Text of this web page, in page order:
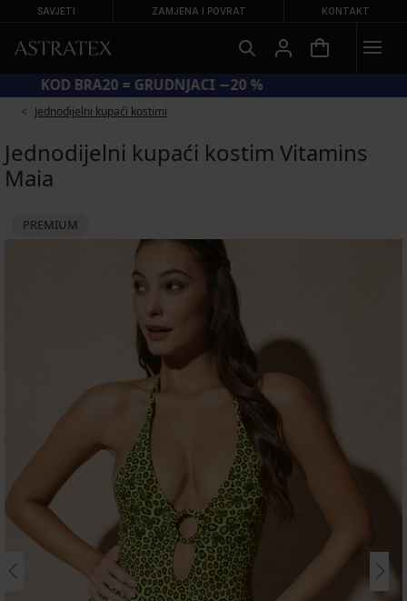
SAVJETI ZAMJENA I POVRAT KONTAKT
KOD BRA20 = GRUDNJACI −20 %
Jednodijelni kupaći kostimi
Jednodijelni kupaći kostim Vitamins
Maia
PREMIUM